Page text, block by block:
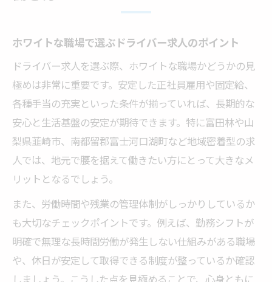
ホワイトな職場で選ぶドライバー求人のポイント
ドライバー求人を選ぶ際、ホワイトな職場かどうかの見
極めは非常に重要です。安定した正社員雇用や固定給、
各種手当の充実といった条件が揃っていれば、長期的な
安心と生活基盤の安定が期待できます。特に富田林や山
梨県韮崎市、南都留郡富士河口湖町など地域密着型の求
人では、地元で腰を据えて働きたい方にとって大きなメ
リットとなるでしょう。
また、労働時間や残業の管理体制がしっかりしているか
も大切なチェックポイントです。例えば、勤務シフトが
明確で無理な長時間労働が発生しない仕組みがある職場
や、休日が安定して取得できる制度が整っているか確認